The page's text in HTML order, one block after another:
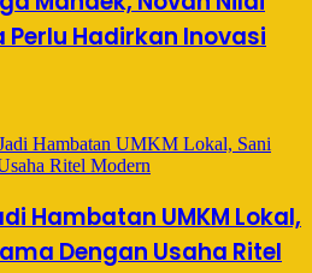
Hadirkan Inovasi
Hambatan UMKM Lokal,
Dengan Usaha Ritel